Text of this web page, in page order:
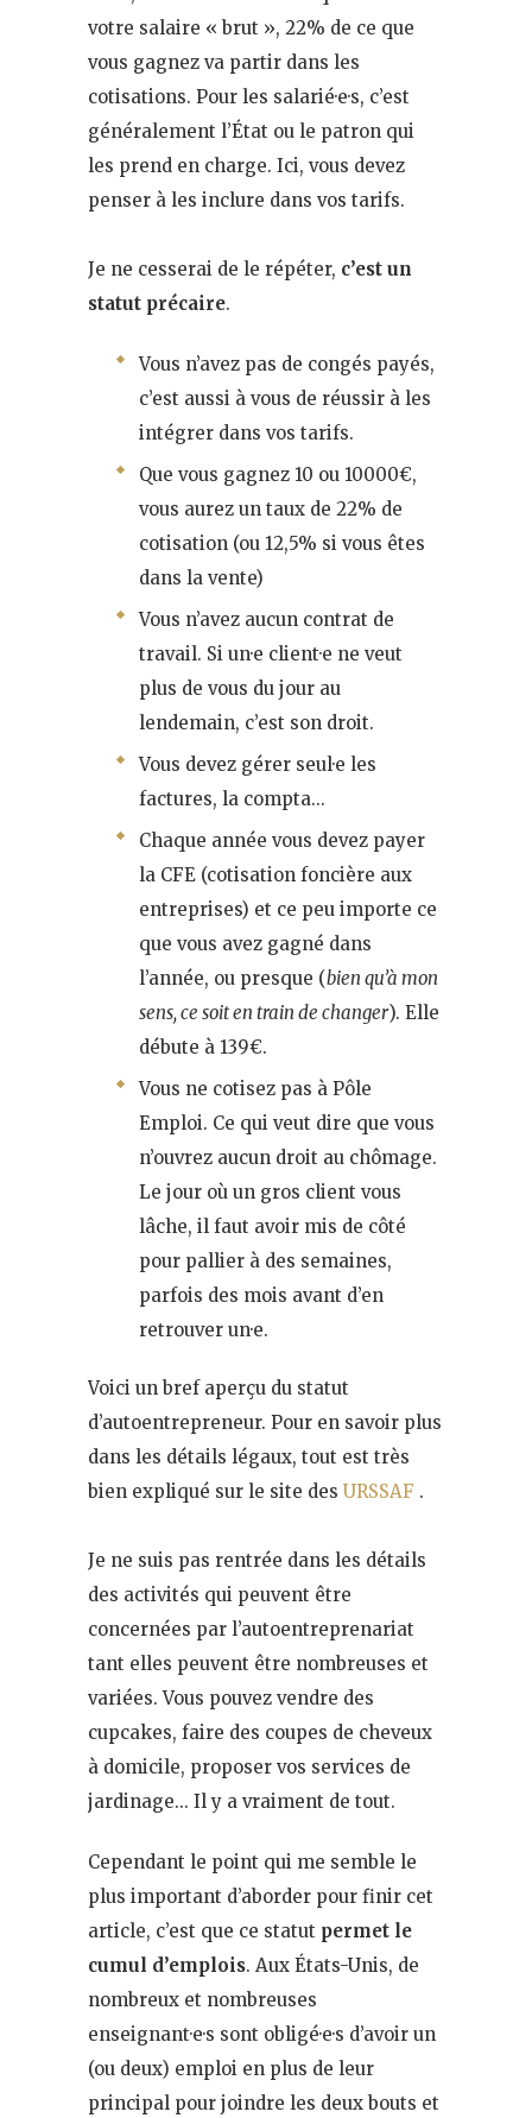
votre salaire « brut », 22% de ce que
vous gagnez va partir dans les
cotisations. Pour les salarié·e·s, c’est
généralement l’État ou le patron qui
les prend en charge. Ici, vous devez
penser à les inclure dans vos tarifs.
Je ne cesserai de le répéter, c’est un
statut précaire.
Vous n’avez pas de congés payés,
c’est aussi à vous de réussir à les
intégrer dans vos tarifs.
Que vous gagnez 10 ou 10000€,
vous aurez un taux de 22% de
cotisation (ou 12,5% si vous êtes
dans la vente)
Vous n’avez aucun contrat de
travail. Si un·e client·e ne veut
plus de vous du jour au
lendemain, c’est son droit.
Vous devez gérer seul·e les
factures, la compta…
Chaque année vous devez payer
la CFE (cotisation foncière aux
entreprises) et ce peu importe ce
que vous avez gagné dans
l’année, ou presque (bien qu’à mon
sens, ce soit en train de changer). Elle
débute à 139€.
Vous ne cotisez pas à Pôle
Emploi. Ce qui veut dire que vous
n’ouvrez aucun droit au chômage.
Le jour où un gros client vous
lâche, il faut avoir mis de côté
pour pallier à des semaines,
parfois des mois avant d’en
retrouver un·e.
Voici un bref aperçu du statut
d’autoentrepreneur. Pour en savoir plus
dans les détails légaux, tout est très
bien expliqué sur le site des URSSAF .
Je ne suis pas rentrée dans les détails
des activités qui peuvent être
concernées par l’autoentreprenariat
tant elles peuvent être nombreuses et
variées. Vous pouvez vendre des
cupcakes, faire des coupes de cheveux
à domicile, proposer vos services de
jardinage… Il y a vraiment de tout.
Cependant le point qui me semble le
plus important d’aborder pour finir cet
article, c’est que ce statut permet le
cumul d’emplois. Aux États-Unis, de
nombreux et nombreuses
enseignant·e·s sont obligé·e·s d’avoir un
(ou deux) emploi en plus de leur
principal pour joindre les deux bouts et